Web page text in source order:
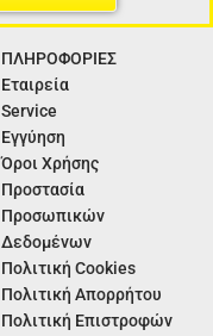
ΠΛΗΡΟΦΟΡΙΕΣ
Εταιρεία
Service
Εγγύηση
Όροι Χρήσης
Προστασία
Προσωπικών
Δεδομένων
Πολιτική Cookies
Πολιτική Απορρήτου
Πολιτική Επιστροφών